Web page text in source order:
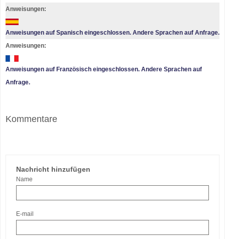
Anweisungen:
Anweisungen auf Spanisch eingeschlossen. Andere Sprachen auf Anfrage.
Anweisungen:
Anweisungen auf Französisch eingeschlossen. Andere Sprachen auf
Anfrage.
Kommentare
Nachricht hinzufügen
Name
E-mail